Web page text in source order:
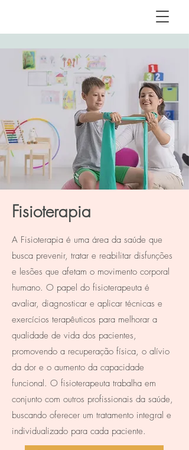
Fisioterapia
A Fisioterapia é uma área da saúde que
busca prevenir, tratar e reabilitar disfunções
e lesões que afetam o movimento corporal
humano. O papel do fisioterapeuta é
avaliar, diagnosticar e aplicar técnicas e
exercícios terapêuticos para melhorar a
qualidade de vida dos pacientes,
promovendo a recuperação física, o alívio
da dor e o aumento da capacidade
funcional. O fisioterapeuta trabalha em
conjunto com outros profissionais da saúde,
buscando oferecer um tratamento integral e
individualizado para cada paciente.